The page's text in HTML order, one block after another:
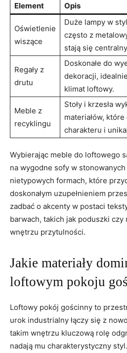
Element Opis
Oświetlenie
wiszące
Duże lampy w
często z
stają się
Regały z
drutu
Doskonałe do
dekoracji,
klimat loftowy.
Meble z
recyklingu
Stoły i krzesła
materiałów,
charakteru i
Wybierając meble do loftowego
na wygodne sofy w
nietypowych formach, które
doskonałym uzupełnieniem
zadbać o akcenty w postaci
barwach, takich jak poduszki czy
wnętrzu przytulności.
Jakie materiały
loftowym pokoju
Loftowy pokój gościnny to
urok industrialny łączy się z
takim wnętrzu kluczową rolę
nadają mu charakterystyczny